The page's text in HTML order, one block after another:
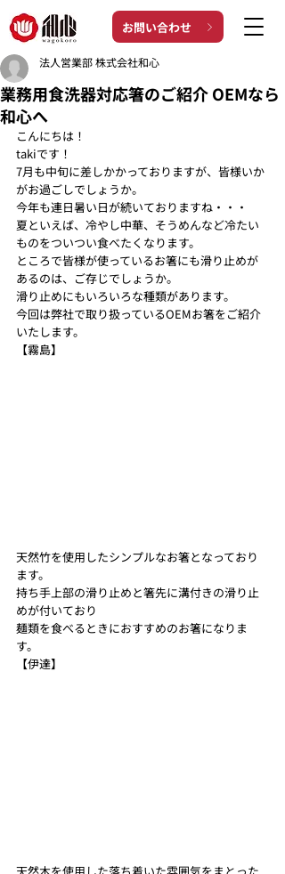
お問い合わせ
業務用食洗器対応箸のご紹介 OEMなら
和心へ
法人営業部 株式会社和心
こんにちは！
takiです！
7月も中旬に差しかかっておりますが、皆様いか
がお過ごしでしょうか。
今年も連日暑い日が続いておりますね・・・
夏といえば、冷やし中華、そうめんなど冷たい
ものをついつい食べたくなります。
ところで皆様が使っているお箸にも滑り止めが
あるのは、ご存じでしょうか。
滑り止めにもいろいろな種類があります。
今回は弊社で取り扱っているOEMお箸をご紹介
いたします。
【霧島】
天然竹を使用したシンプルなお箸となっており
ます。
持ち手上部の滑り止めと箸先に溝付きの滑り止
めが付いており
麺類を食べるときにおすすめのお箸になりま
す。
【伊達】